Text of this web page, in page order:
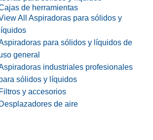
de herramientas
All Aspiradoras para sólidos y
líquidos
para sólidos y líquidos de
general
industriales profesionales
sólidos y líquidos
Filtros y accesorios
Desplazadores de aire